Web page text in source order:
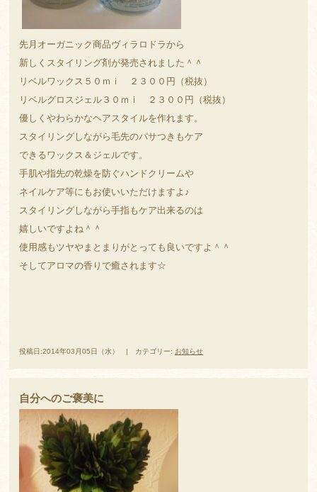
先月オーガニック商品ヴィラロドラから
新しくスタイリング剤が発売されました＾＾
リベルワックス５０ｍｉ ２３００円（税抜）
リベルグロスジェル３０ｍｉ ２３００円（税抜）
優しくやわらかなヘアスタイルを作れます。
スタイリングしながら毛先のパサつきもケア
できるワックス＆ジェルです。
手肌や指先の乾燥を防ぐハンドクリームや
ネイルケア等にもお使いいただけますよ♪
スタイリングしながら手指もケア出来るのは
嬉しいですよね＾＾
使用感もツヤやまとまりがとっても良いですよ＾＾
そしてアロマの香りで癒されます☆
投稿日:2014年03月05日（水） | カテゴリー: お知らせ
自分へのご褒美に